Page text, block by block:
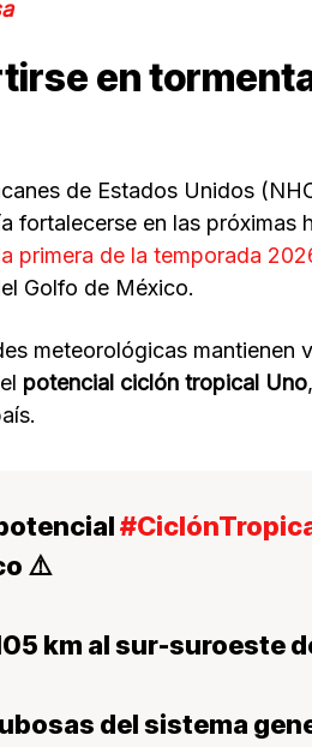
en
de Estados Unidos
fortalecerse en las próximas
primera de la temporada
Golfo de México.
meteorológicas mantienen
potencial ciclón tropical Uno
⚠️
km al sur-suroeste
del sistema